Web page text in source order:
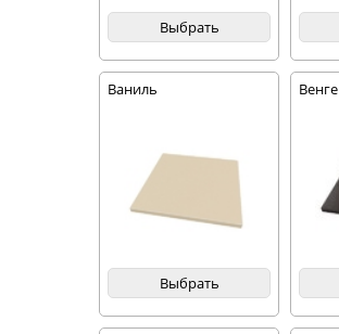
Выбрать
Ваниль
Выбрать
Венге